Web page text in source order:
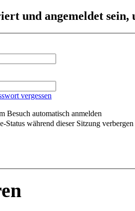
und angemeldet sein,
vergessen
Besuch automatisch anmelden
Status während dieser Sitzung verbergen